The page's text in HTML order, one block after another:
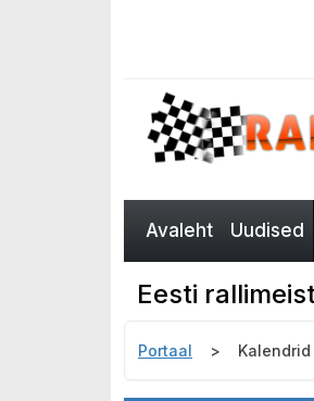
Avaleht Uudised
Eesti
Portaal Kalendrid